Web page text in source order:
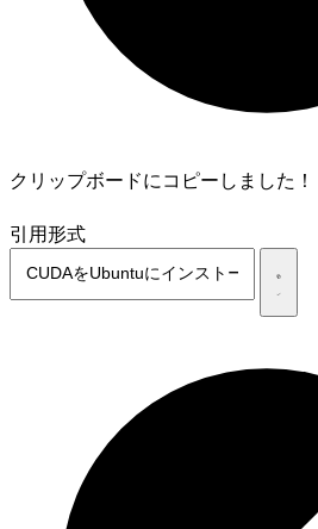
クリップボードにコピーしました！
引用形式